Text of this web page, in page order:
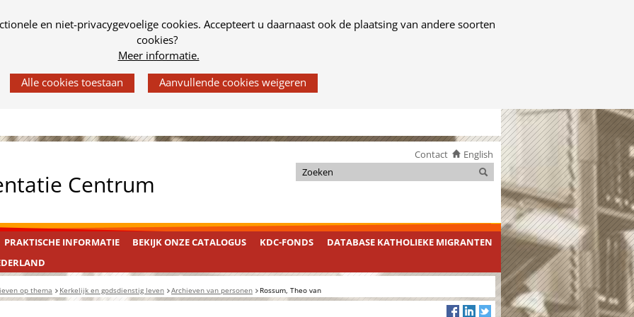
en niet-privacygevoelige cookies. Accepteert u daarnaast ook de plaatsing van andere soorten
cookies?
Meer informatie.
Centrum
Contact English
k
i
d
e
Zoeken
Zoeken
PRAKTISCHE INFORMATIE BEKIJK ONZE CATALOGUS KDC-FONDS
DATABASE KATHOLIEKE MIGRANTEN
op thema Kerkelijk en godsdienstig leven Archieven van personen Rossum, Theo van